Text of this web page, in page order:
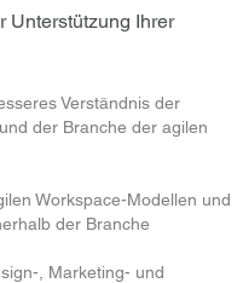
Unterstützung Ihrer
Verständnis der
der Branche der agilen
Workspace-Modellen und
der Branche
, Marketing- und